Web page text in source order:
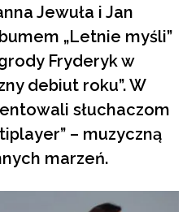
Jewuła i Jan
„Letnie myśli”
Fryderyk w
debiut roku”. W
słuchaczom
– muzyczną
marzeń.